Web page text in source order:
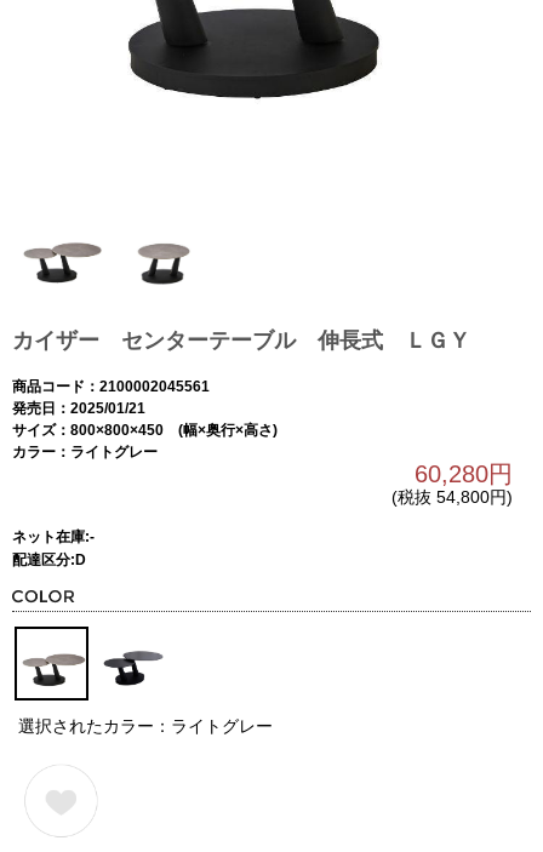
カイザー センターテーブル 伸長式 ＬＧＹ
商品コード：2100002045561
発売日：2025/01/21
サイズ：800×800×450 (幅×奥行×高さ)
カラー：ライトグレー
60,280円
(税抜 54,800円)
ネット在庫:-
配達区分:D
選択されたカラー：ライトグレー